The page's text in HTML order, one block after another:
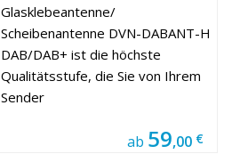
Glasklebeantenne/
Scheibenantenne DVN-DABANT-H
DAB/DAB+ ist die höchste
Qualitätsstufe, die Sie von Ihrem
Sender
ab 59,00 €